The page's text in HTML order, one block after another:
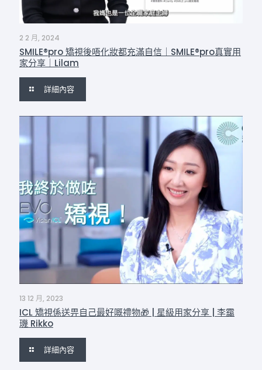
2 2 月, 2024
SMILE®pro 矯視後唔化妝都充滿自信｜SMILE®pro真實用
家分享｜Lilam
詳細內容
13 12 月, 2023
ICL 矯視係送畀自己最好嘅禮物🎁 | 星級用家分享 | 李靄
璣 Rikko
詳細內容